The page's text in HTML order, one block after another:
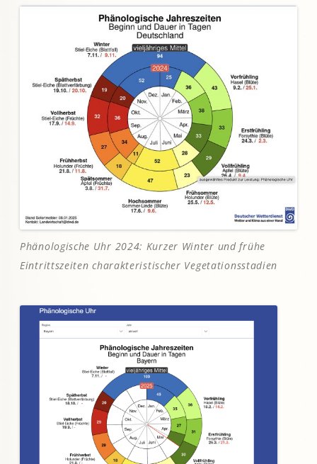
Phänologische Uhr 2024: Kurzer Winter und frühe
Eintrittszeiten charakteristischer Vegetationsstadien